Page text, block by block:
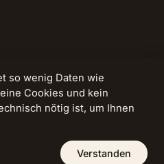
für
so wenig Daten wie
Cookies und kein
nötig ist, um Ihnen
Verstanden